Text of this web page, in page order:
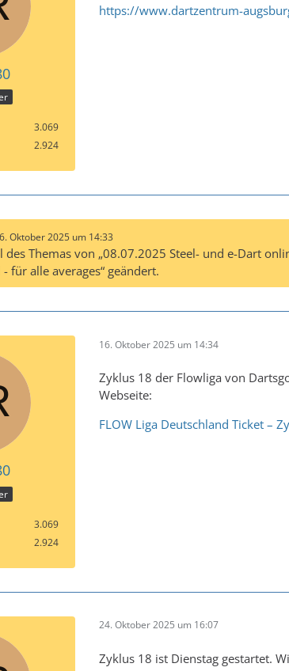
3.069
2.924
https://www.dartzentrum-
Oktober 2025 um 14:33
des Themas von „08.07.2025 Steel- und e-Dart
für alle averages“ geändert.
3.069
2.924
16. Oktober 2025 um 14:34
Zyklus 18 der Flowliga von
Webseite:
FLOW Liga Deutschland Ticket –
24. Oktober 2025 um 16:07
Zyklus 18 ist Dienstag gestartet.